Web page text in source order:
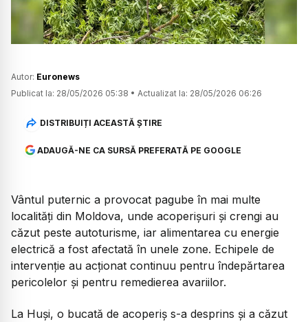
Autor: Euronews
Publicat la: 28/05/2026 05:38 • Actualizat la: 28/05/2026 06:26
DISTRIBUIȚI ACEASTĂ ȘTIRE
ADAUGĂ-NE CA SURSĂ PREFERATĂ PE GOOGLE
Vântul puternic a provocat pagube în mai multe
localități din Moldova, unde acoperișuri și crengi au
căzut peste autoturisme, iar alimentarea cu energie
electrică a fost afectată în unele zone. Echipele de
intervenție au acționat continuu pentru îndepărtarea
pericolelor și pentru remedierea avariilor.
La Huși, o bucată de acoperiș s-a desprins și a căzut